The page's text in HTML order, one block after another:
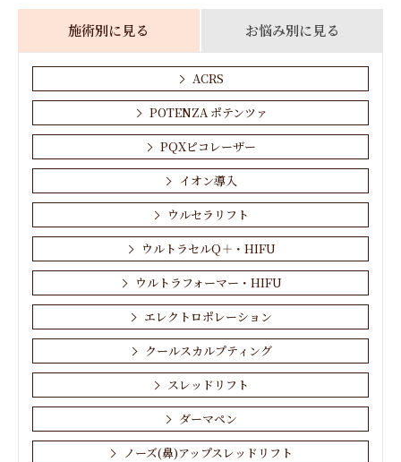
施術別に見る お悩み別に見る
ACRS
POTENZA ポテンツァ
PQXピコレーザー
イオン導入
ウルセラリフト
ウルトラセルQ＋・HIFU
ウルトラフォーマー・HIFU
エレクトロポレーション
クールスカルプティング
スレッドリフト
ダーマペン
ノーズ(鼻)アップスレッドリフト